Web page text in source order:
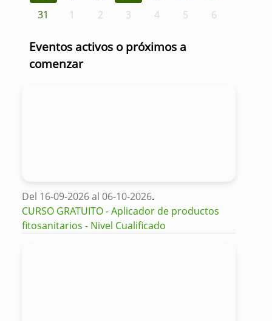
31
1 2 3 4 5 6
Eventos activos o próximos a
comenzar
Del 16-09-2026 al 06-10-2026.
CURSO GRATUITO - Aplicador de productos
fitosanitarios - Nivel Cualificado